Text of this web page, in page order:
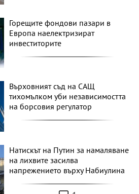
Горещите фондови пазари в
Европа наелектризират
инвеститорите
Върховният съд на САЩ
тихомълком уби независимостта
на борсовия регулатор
Натискът на Путин за намаляване
на лихвите засилва
напрежението върху Набиулина